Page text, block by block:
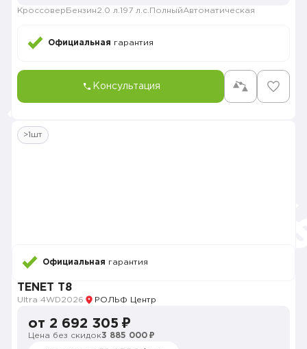
Кроссовер Бензин2.0 л. 197 л.с. ПолныйАвтоматическая
Официальная гарантия
Консультация
>1шт
Официальная гарантия
TENET T8
Ultra 4WD2026 РОЛЬФ Центр
от 2 692 305 ₽
Цена без скидок3 885 000 ₽